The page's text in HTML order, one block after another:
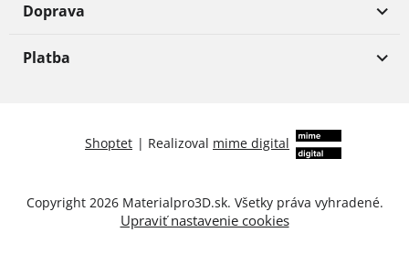
Doprava
Platba
Shoptet | Realizoval mime digital
Copyright 2026 Materialpro3D.sk. Všetky práva vyhradené.
Upraviť nastavenie cookies